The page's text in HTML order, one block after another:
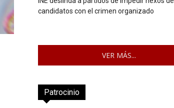
candidatos con el crimen organizado
VER MÁS...
Patrocinio